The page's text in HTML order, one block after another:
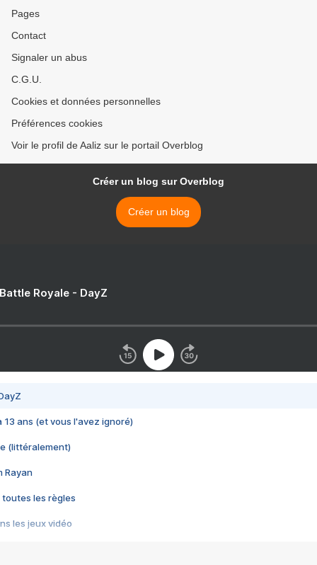
Pages
Contact
Signaler un abus
C.G.U.
Cookies et données personnelles
Préférences cookies
Voir le profil de Aaliz sur le portail Overblog
Créer un blog sur Overblog
Créer un blog
Royale - DayZ
13 ans (et vous l'avez ignoré)
(littéralement)
Rayan
toutes les règles
les jeux vidéo